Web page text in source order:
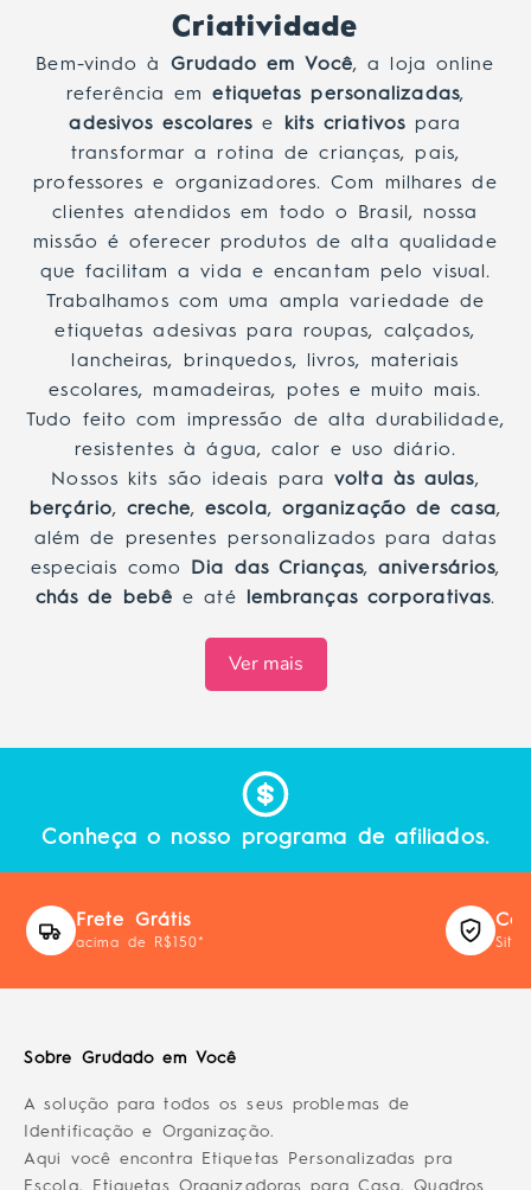
Criatividade
Bem-vindo à Grudado em Você, a loja online
referência emetiquetas personalizadas,
adesivos escolares e kits criativos para
transformar a rotina de crianças, pais,
professores e organizadores. Com milhares de
clientes atendidos em todo o Brasil, nossa
missão é oferecer produtos de alta qualidade
que facilitam a vida e encantam pelo visual.
Trabalhamos com uma ampla variedade de
etiquetas adesivas para roupas, calçados,
lancheiras, brinquedos, livros, materiais
escolares, mamadeiras, potes e muito mais.
Tudo feito com impressão de alta durabilidade,
resistentes à água, calor e uso diário.
Nossos kits são ideais paravolta às aulas,
berçário,creche, escola, organização de casa,
além de presentes personalizados para datas
especiais como Dia das Crianças, aniversários,
chás de bebê e até lembranças corporativas.
Ver mais
Conheça o nosso programa de afiliados.
Frete Grátis
acima de R$150* Site
Sobre Grudado em Você
A solução para todos os seus problemas de
Identificação e Organização.
Aqui você encontra Etiquetas Personalizadas pra